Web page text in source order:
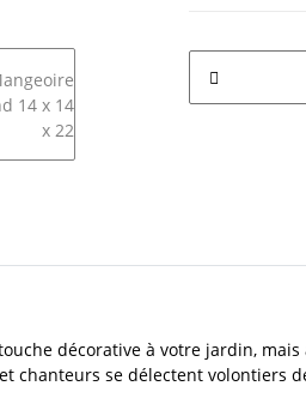
décorative à votre jardin,
chanteurs se délectent volontiers